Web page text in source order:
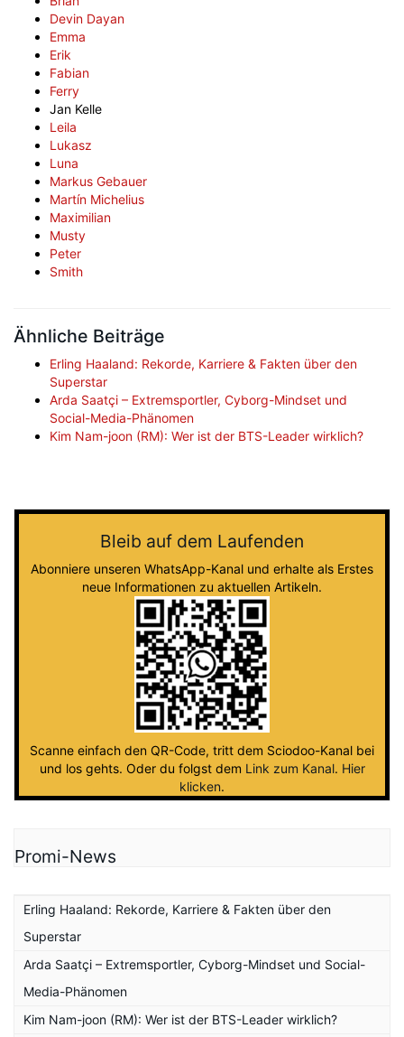
Devin Dayan
Emma
Erik
Fabian
Ferry
Jan Kelle
Leila
Lukasz
Luna
Markus Gebauer
Martín Michelius
Maximilian
Musty
Peter
Smith
Ähnliche Beiträge
Erling Haaland: Rekorde, Karriere & Fakten über den
Superstar
Arda Saatçi – Extremsportler, Cyborg-Mindset und
Social-Media-Phänomen
Kim Nam-joon (RM): Wer ist der BTS-Leader wirklich?
Bleib auf dem Laufenden
Abonniere unseren WhatsApp-Kanal und erhalte als Erstes
neue Informationen zu aktuellen Artikeln.
Scanne einfach den QR-Code, tritt dem Sciodoo-Kanal bei
und los gehts. Oder du folgst dem Link zum Kanal. Hier
klicken.
Promi-News
Erling Haaland: Rekorde, Karriere & Fakten über den
Superstar
Arda Saatçi – Extremsportler, Cyborg-Mindset und Social-
Media-Phänomen
Kim Nam-joon (RM): Wer ist der BTS-Leader wirklich?